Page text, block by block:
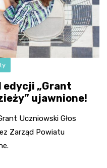
edycji „Grant
ujawnione!
Uczniowski Głos
Zarząd Powiatu